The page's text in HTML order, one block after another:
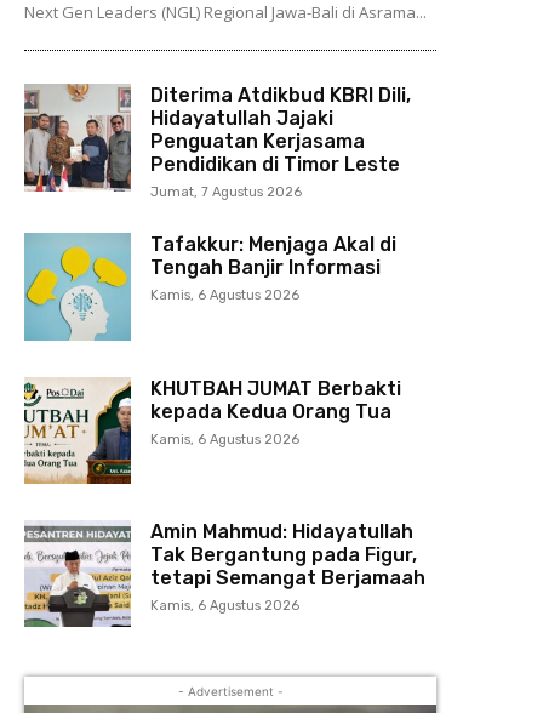
Next Gen Leaders (NGL) Regional Jawa-Bali di Asrama...
Diterima Atdikbud KBRI Dili,
Hidayatullah Jajaki
Penguatan Kerjasama
Pendidikan di Timor Leste
Jumat, 7 Agustus 2026
Tafakkur: Menjaga Akal di
Tengah Banjir Informasi
Kamis, 6 Agustus 2026
KHUTBAH JUMAT Berbakti
kepada Kedua Orang Tua
Kamis, 6 Agustus 2026
Amin Mahmud: Hidayatullah
Tak Bergantung pada Figur,
tetapi Semangat Berjamaah
Kamis, 6 Agustus 2026
- Advertisement -